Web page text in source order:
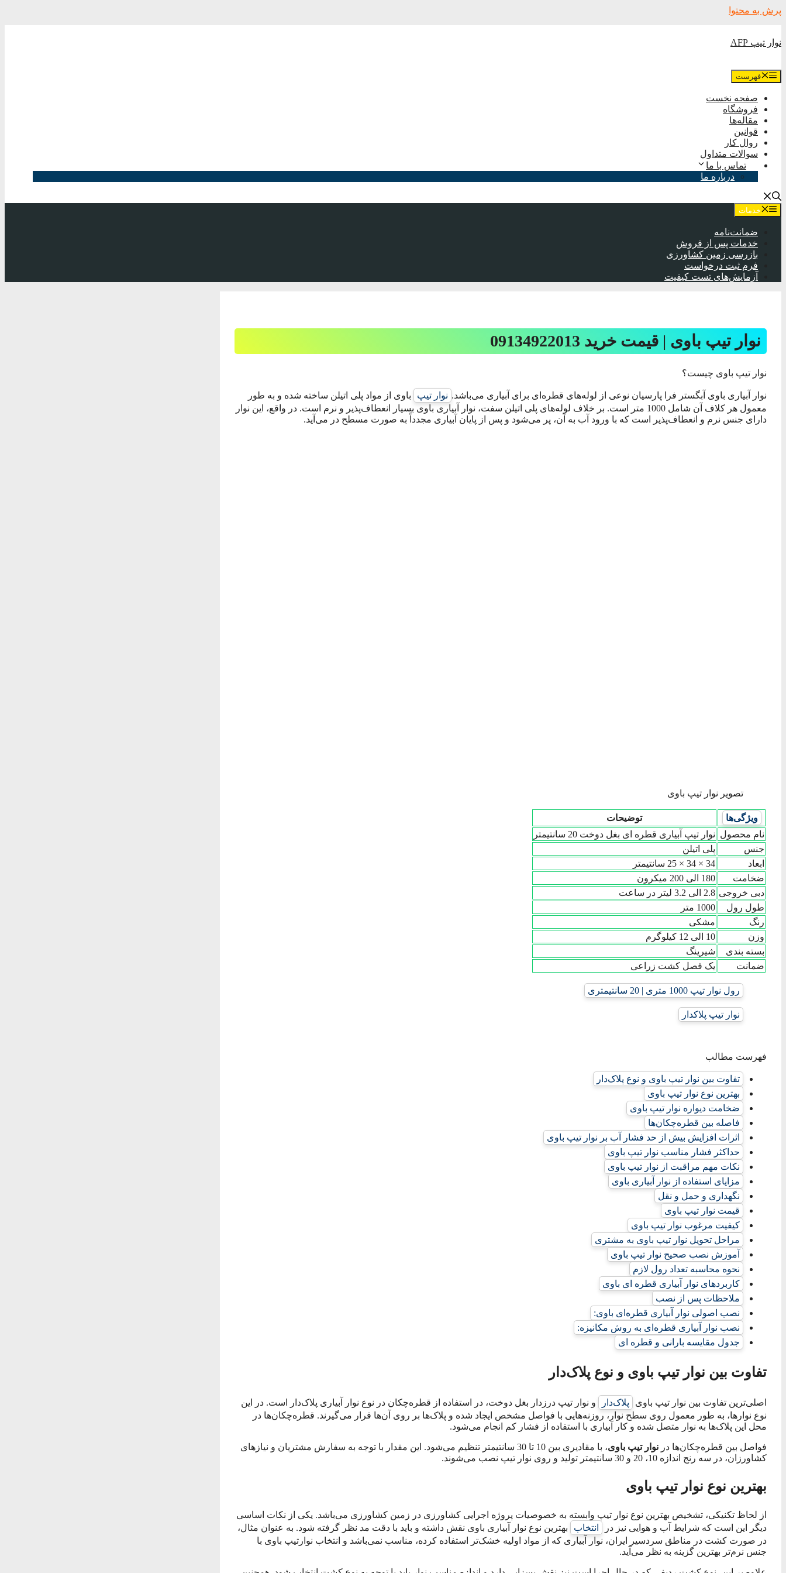
پرش به محتوا
نوار تیپ AFP
فهرست
صفحه نخست
فروشگاه
مقاله‌ها
قوانین
روال کار
سوالات متداول
تماس با ما
درباره ما
خدمات
ضمانت‌نامه
خدمات پس از فروش
بازرسی زمین کشاورزی
فرم ثبت درخواست
آزمایش‌های تست کیفیت
نوار تیپ باوی | قیمت خرید 09134922013
نوار تیپ باوی چیست؟
نوار آبیاری باوی آبگستر فرا پارسیان نوعی از لوله‌های قطره‌ای برای آبیاری می‌باشد. نوار تیپ
باوی از مواد پلی اتیلن ساخته شده و به طور
معمول هر کلاف آن شامل 1000 متر است. بر خلاف لوله‌های پلی اتیلن سفت، نوار آبیاری باوی بسیار انعطاف‌پذیر و نرم است. در واقع، این نوار
دارای جنس نرم و انعطاف‌پذیر است که با ورود آب به آن، پر می‌شود و پس از پایان آبیاری مجدداً به صورت مسطح در می‌آید.
تصویر نوار تیپ باوی
ویژگی‌ها
توضیحات
نام محصول نوار تیپ آبیاری قطره ای بغل دوخت 20 سانتیمتر
جنس
پلی اتیلن
ابعاد
34 × 34 × 25 سانتیمتر
ضخامت
180 الی 200 میکرون
دبی خروجی 2.8 الی 3.2 لیتر در ساعت
طول رول
1000 متر
رنگ
مشکی
وزن
10 الی 12 کیلوگرم
بسته بندی
شیرینگ
ضمانت
یک فصل کشت زراعی
رول نوار تیپ 1000 متری | 20 سانتیمتری
نوار تیپ پلاکدار
فهرست مطالب
تفاوت بین نوار تیپ باوی و نوع پلاک‌دار
بهترین نوع نوار تیپ باوی
ضخامت دیواره نوار تیپ باوی
فاصله بین قطره‌چکان‌ها
اثرات افزایش بیش از حد فشار آب بر نوار تیپ باوی
حداکثر فشار مناسب نوار تیپ باوی
نکات مهم مراقبت از نوار تیپ باوی
مزایای استفاده از نوار آبیاری باوی
نگهداری و حمل و نقل
قیمت نوار تیپ باوی
کیفیت مرغوب نوار تیپ باوی
مراحل تحویل نوار تیپ باوی به مشتری
آموزش نصب صحیح نوار تیپ باوی
نحوه محاسبه تعداد رول لازم
کاربردهای نوار آبیاری قطره ای باوی
ملاحظات پس از نصب
نصب اصولی نوار آبیاری قطره‌ای باوی:
نصب نوار آبیاری قطره‌ای به روش مکانیزه:
جدول مقایسه بارانی و قطره ای
تفاوت بین نوار تیپ باوی و نوع پلاک‌دار
اصلی‌ترین تفاوت بین نوار تیپ باوی پلاک‌دار
و نوار تیپ درزدار بغل دوخت، در استفاده از قطره‌چکان در نوع نوار آبیاری پلاک‌دار است. در این
نوع نوارها، به طور معمول روی سطح نوار، روزنه‌هایی با فواصل مشخص ایجاد شده و پلاک‌ها بر روی آن‌ها قرار می‌گیرند. قطره‌چکان‌ها در
محل این پلاک‌ها به نوار متصل شده و کار آبیاری با استفاده از فشار کم انجام می‌شود.
فواصل بین قطره‌چکان‌ها در نوار تیپ باوی
، با مقادیری بین 10 تا 30 سانتیمتر تنظیم می‌شود. این مقدار با توجه به سفارش مشتریان و نیازهای
کشاورزان، در سه رنج اندازه 10، 20 و 30 سانتیمتر تولید و روی نوار تیپ نصب می‌شوند.
بهترین نوع نوار تیپ باوی
از لحاظ تکنیکی، تشخیص بهترین نوع نوار تیپ وابسته به خصوصیات پروژه اجرایی کشاورزی در زمین کشاورزی می‌باشد. یکی از نکات اساسی
دیگر این است که شرایط آب و هوایی نیز در
انتخاب
بهترین نوع نوار آبیاری باوی نقش داشته و باید با دقت مد نظر گرفته شود. به عنوان مثال،
در صورت کشت در مناطق سردسیر ایران، نوار آبیاری که از مواد اولیه خشک‌تر استفاده کرده، مناسب نمی‌باشد و انتخاب نوارتیپ باوی با
جنس نرم‌تر بهترین گزینه به نظر می‌آید.